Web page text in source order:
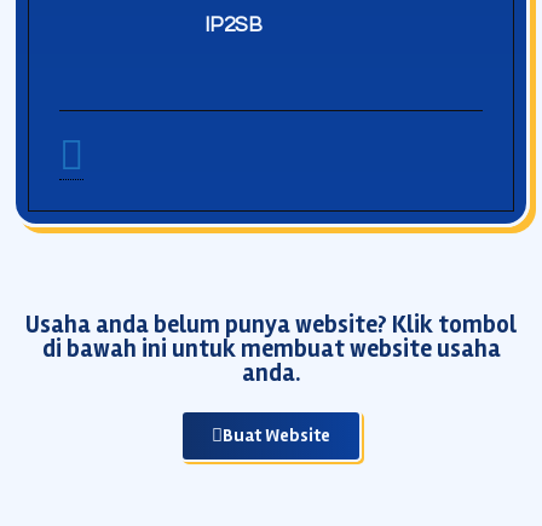
IP2SB
Usaha anda belum punya website? Klik tombol
di bawah ini untuk membuat website usaha
anda.
Buat Website